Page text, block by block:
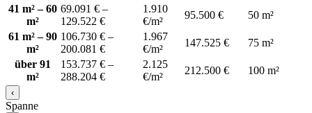
41 m² – 60
m²
69.091 € –
129.522 €
1.910
€/m²
95.500 €
50 m²
61 m² – 90
m²
106.730 € –
200.081 €
1.967
€/m²
147.525 €
75 m²
über 91
m²
153.737 € –
288.204 €
2.125
€/m²
212.500 € 100 m²
‹
Spanne